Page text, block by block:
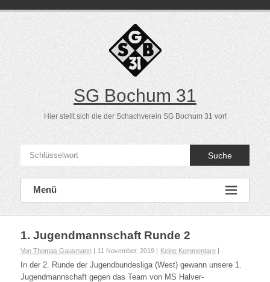
SG Bochum 31
Hier stellt sich die der Schachverein SG Bochum 31 vor!
Suche
Menü
1. Jugendmannschaft Runde 2
Von Thomas Gausmann 11 November, 2019 Keine Kommentare
In der 2. Runde der Jugendbundesliga (West) gewann unsere 1.
Jugendmannschaft gegen das Team von MS Halver-